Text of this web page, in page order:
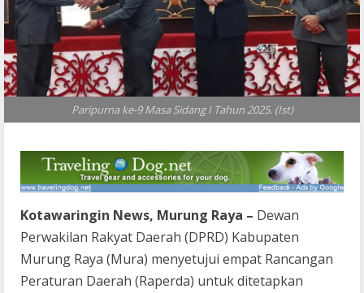
Paripurna ke-9 Masa Sidang I Tahun 2025. (Ist)
Kotawaringin News, Murung Raya – Dewan
Perwakilan Rakyat Daerah (DPRD) Kabupaten
Murung Raya (Mura) menyetujui empat Rancangan
Peraturan Daerah (Raperda) untuk ditetapkan